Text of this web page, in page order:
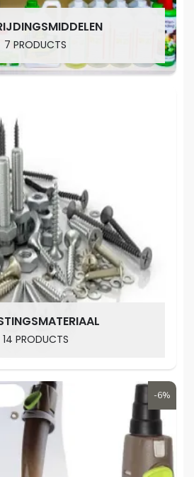
7 PRODUCTS
14 PRODUCTS
-6%